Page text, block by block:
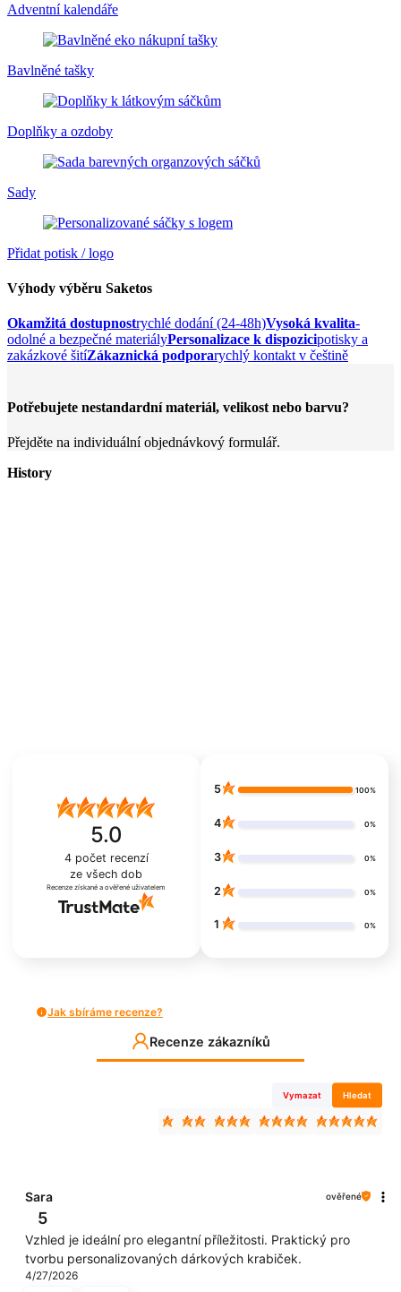
Adventní kalendáře
Bavlněné tašky
Doplňky a ozdoby
Sady
Přidat potisk / logo
Výhody výběru Saketos
Okamžitá dostupnostrychlé dodání (24-48h)Vysoká kvalita-
odolné a bezpečné materiályPersonalizace k dispozicipotisky a
zakázkové šitíZákaznická podporarychlý kontakt v češtině
Potřebujete nestandardní materiál, velikost nebo barvu?
Přejděte na individuální objednávkový formulář.
History
5.0
4počet recenzí
ze všech dob
Recenze získané a ověřené uživatelem
5 100%
4 0%
3 0%
2 0%
1 0%
Jak sbíráme recenze?
Recenze zákazníků
Vymazat Hledat
Sara ověřené
5
Vzhled je ideální pro elegantní příležitosti. Praktický pro
tvorbu personalizovaných dárkových krabiček.
4/27/2026